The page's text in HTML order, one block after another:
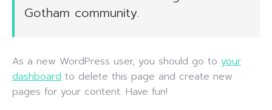
Gotham community.
As a new WordPress user, you should go to your
dashboard to delete this page and create new
pages for your content. Have fun!